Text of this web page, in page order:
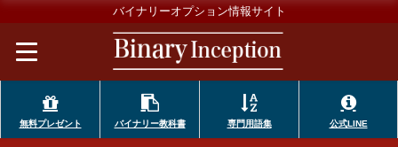
バイナリーオプション情報サイト
無料プレゼント バイナリー教科書 専門用語集 公式LINE